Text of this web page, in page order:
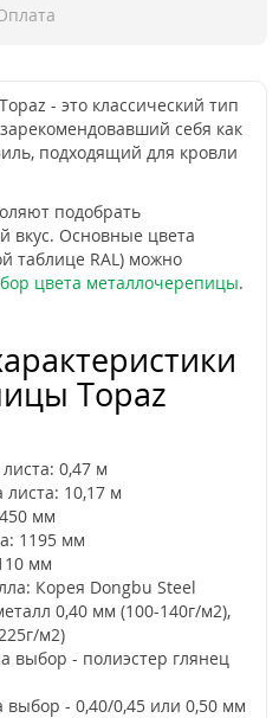
- это классический тип
себя как
подходящий для кровли
подобрать
вкус. Основные цвета
таблице RAL) можно
цвета металлочерепицы.
Topaz
0,47 м
10,17 м
мм
1195 мм
мм
Корея Dongbu Steel
0,40 мм (100-140г/м2),
м2)
выбор - полиэстер глянец
- 0,40/0,45 или 0,50 мм